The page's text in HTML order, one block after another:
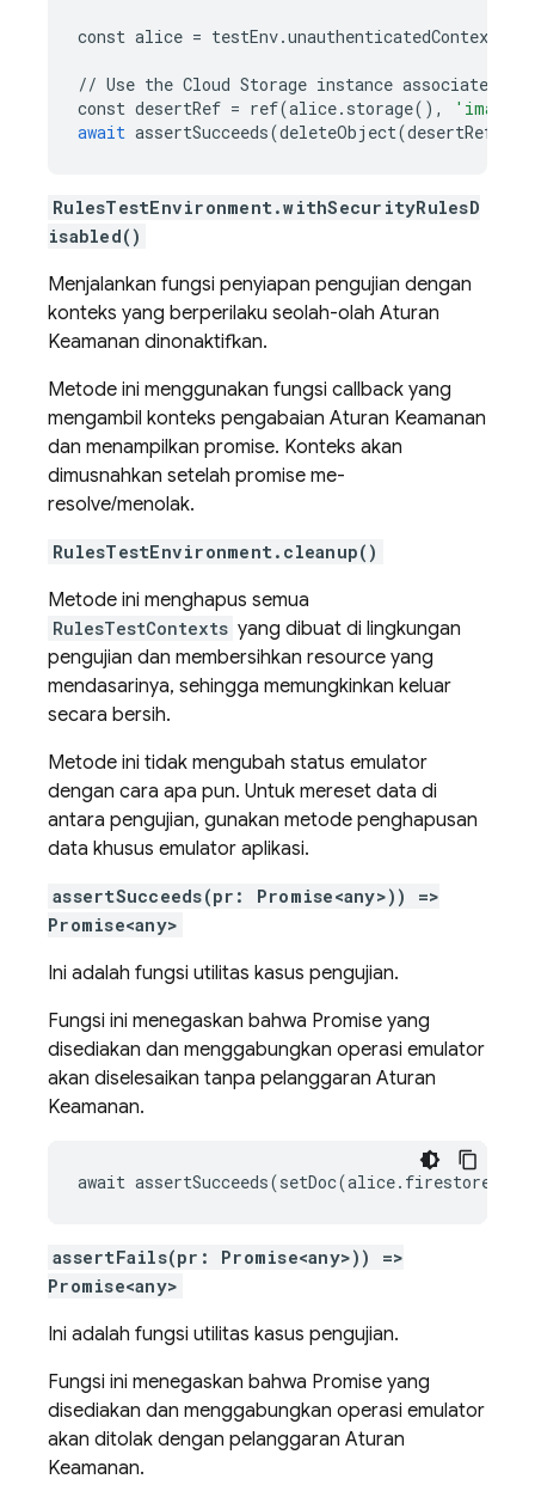
const alice = testEnv.unauthenticatedContext
// Use the Cloud Storage instance associated
const desertRef = ref(alice. storage(),
await assertSucceeds(deleteObject(desertRef
RulesTestEnvironment.withSecurityRulesD
isabled()
Menjalankan fungsi penyiapan pengujian dengan
konteks yang berperilaku seolah-olah Aturan
Keamanan dinonaktifkan.
Metode ini menggunakan fungsi callback yang
mengambil konteks pengabaian Aturan Keamanan
dan menampilkan promise. Konteks akan
dimusnahkan setelah promise me-
resolve/menolak.
RulesTestEnvironment.cleanup()
Metode ini menghapus semua
RulesTestContexts yang dibuat di lingkungan
pengujian dan membersihkan resource yang
mendasarinya, sehingga memungkinkan keluar
secara bersih.
Metode ini tidak mengubah status emulator
dengan cara apa pun. Untuk mereset data di
antara pengujian, gunakan metode penghapusan
data khusus emulator aplikasi.
assertSucceeds(pr: Promise<any>)) =>
Promise<any>
Ini adalah fungsi utilitas kasus pengujian.
Fungsi ini menegaskan bahwa Promise yang
disediakan dan menggabungkan operasi emulator
akan diselesaikan tanpa pelanggaran Aturan
Keamanan.
await
assertFails(pr: Promise<any>)) =>
Promise<any>
Ini adalah fungsi utilitas kasus pengujian.
Fungsi ini menegaskan bahwa Promise yang
disediakan dan menggabungkan operasi emulator
akan ditolak dengan pelanggaran Aturan
Keamanan.